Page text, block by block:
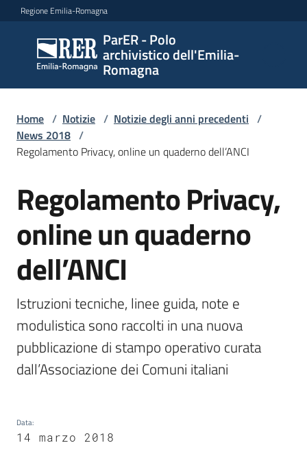
Vai al contenuto
Vai alla navigazione
Vai al footer
Regione Emilia-Romagna
ParER - Polo
archivistico dell'Emilia-
Romagna
ParER -
Polo
archivistico
Romagna
archivistico
Archivio
storico
Conservazione
Argomenti
Home / Notizie / Notizie degli anni precedenti /
News 2018 /
Regolamento Privacy, online un quaderno dell’ANCI
Salta al contenuto
Regolamento Privacy,
online un quaderno
dell’ANCI
Istruzioni tecniche, linee guida, note e
modulistica sono raccolti in una nuova
pubblicazione di stampo operativo curata
dall’Associazione dei Comuni italiani
Data:
14 marzo 2018